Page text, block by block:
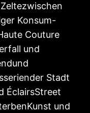
Konsum-
Couture
und
Stadt
ÉclairsStreet
und